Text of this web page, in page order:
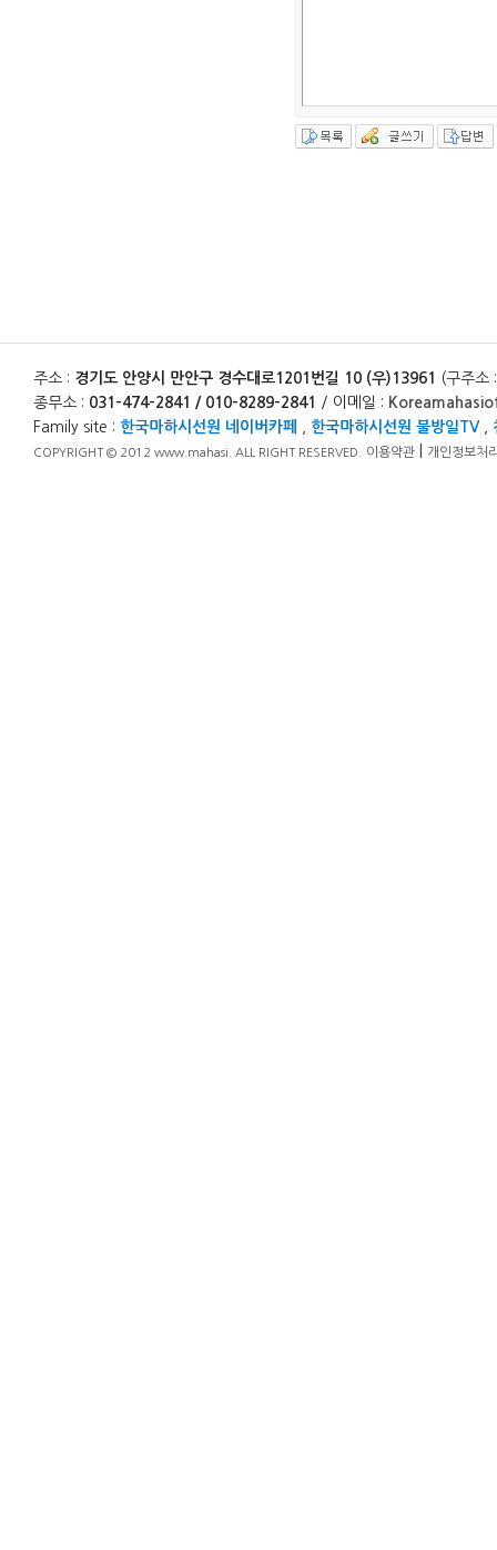
주소 : 경기도 안양시 만안구 경수대로1201번길 10 (우)13961
(구주소
종무소 : 031-474-2841 / 010-8289-2841 / 이메일 :
Family site : 한국마하시선원 네이버카페 한국마하시선원 불방일TV
COPYRIGHT © 2012 www.mahasi. ALL RIGHT RESERVED. 이용약관 개인정보처